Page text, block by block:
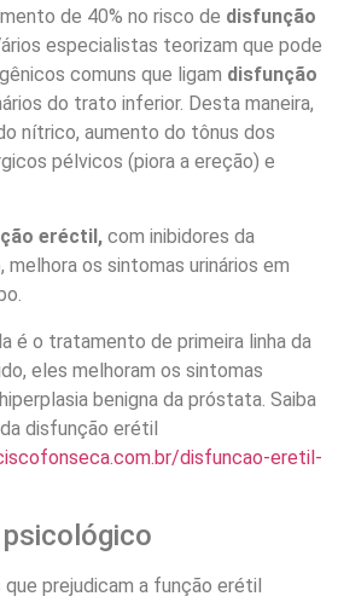
de 40% no risco de disfunção
especialistas teorizam que pode
comuns que ligam disfunção
do trato inferior. Desta maneira,
nítrico, aumento do tônus dos
pélvicos (piora a ereção) e
eréctil, com inibidores da
os sintomas urinários em
é o tratamento de primeira linha da
eles melhoram os sintomas
benigna da próstata. Saiba
disfunção erétil
disfuncao-eretil-
prejudicam a função erétil